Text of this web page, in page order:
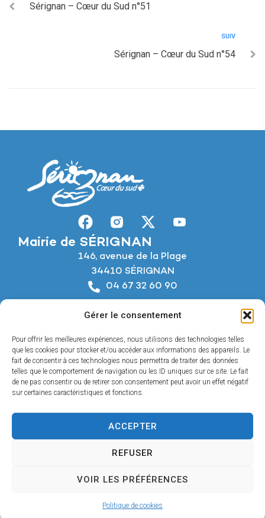
Gérer le consentement
Pour offrir les meilleures expériences, nous utilisons des technologies telles
que les cookies pour stocker et/ou accéder aux informations des appareils. Le
fait de consentir à ces technologies nous permettra de traiter des données
telles que le comportement de navigation ou les ID uniques sur ce site. Le fait
de ne pas consentir ou de retirer son consentement peut avoir un effet négatif
sur certaines caractéristiques et fonctions.
ACCEPTER
REFUSER
VOIR LES PRÉFÉRENCES
Politique de cookies
Sérignan – Cœur du Sud n°51
SUIV
Sérignan – Cœur du Sud n°54
Mairie de SÉRIGNAN
146, avenue de la Plage
34410 SÉRIGNAN
04 67 32 60 90
Horaires d’ouverture
Du lundi au jeudi :
De 8h à 12h et de 14h à 18h
Le vendredi :
De 8h à 12h et de 14h à 17h
© 2025 - Propulsé par Utopia